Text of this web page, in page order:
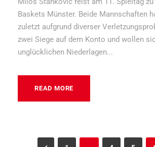
Baskets Münster. Beide Mannschaften
zuletzt aufgrund diverser
zwei Siege auf dem Konto und wollen
unglücklichen Niederlagen...
READ MORE